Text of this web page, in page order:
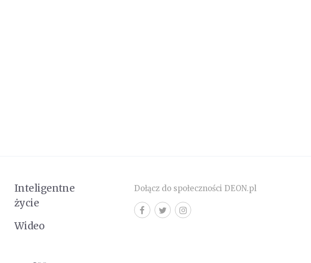
Inteligentne
życie
Wideo
Dołącz do społeczności DEON.pl